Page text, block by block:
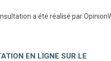
a été réalisé par
EN LIGNE SUR LE